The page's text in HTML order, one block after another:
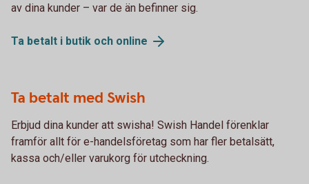
av dina kunder – var de än befinner sig.
Ta betalt i butik och online
Ta betalt med Swish
Erbjud dina kunder att swisha! Swish Handel förenklar
framför allt för e-handelsföretag som har fler betalsätt,
kassa och/eller varukorg för utcheckning.